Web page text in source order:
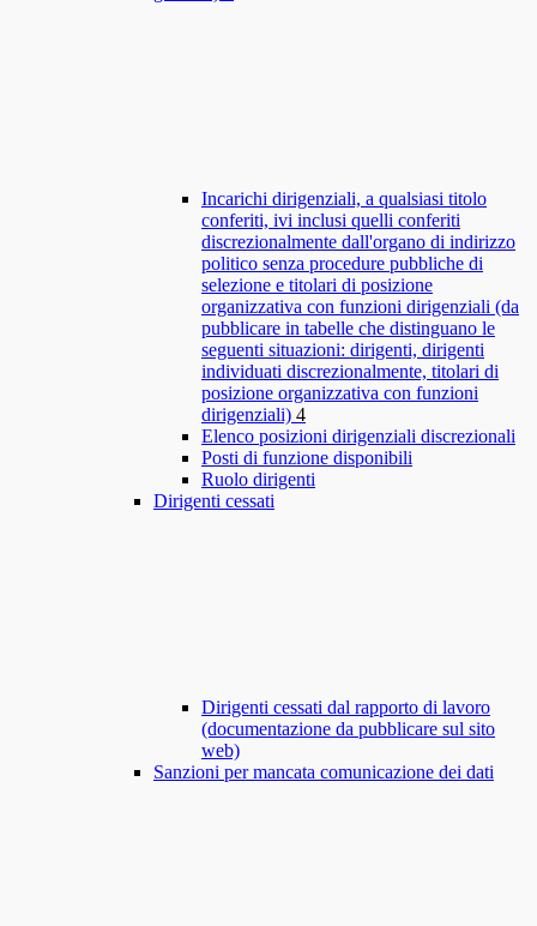
Incarichi dirigenziali, a qualsiasi titolo
conferiti, ivi inclusi quelli conferiti
discrezionalmente dall'organo di indirizzo
politico senza procedure pubbliche di
selezione e titolari di posizione
organizzativa con funzioni dirigenziali (da
pubblicare in tabelle che distinguano le
seguenti situazioni: dirigenti, dirigenti
individuati discrezionalmente, titolari di
posizione organizzativa con funzioni
dirigenziali) 4
Elenco posizioni dirigenziali discrezionali
Posti di funzione disponibili
Ruolo dirigenti
Dirigenti cessati
Dirigenti cessati dal rapporto di lavoro
(documentazione da pubblicare sul sito
web)
Sanzioni per mancata comunicazione dei dati